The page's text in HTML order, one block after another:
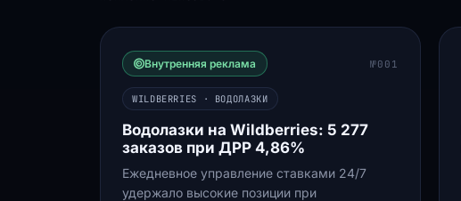
Внутренняя реклама №001
WILDBERRIES · ВОДОЛАЗКИ
Водолазки на Wildberries: 5 277
заказов при ДРР 4,86%
Ежедневное управление ставками 24/7
удержало высокие позиции при